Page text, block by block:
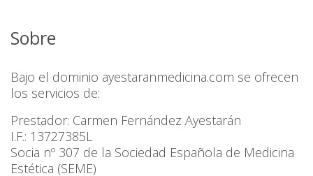
Sobre
Bajo el dominio ayestaranmedicina.com se ofrecen
los servicios de:
Prestador: Carmen Fernández Ayestarán
I.F.: 13727385L
Socia nº 307 de la Sociedad Española de Medicina
Estética (SEME)